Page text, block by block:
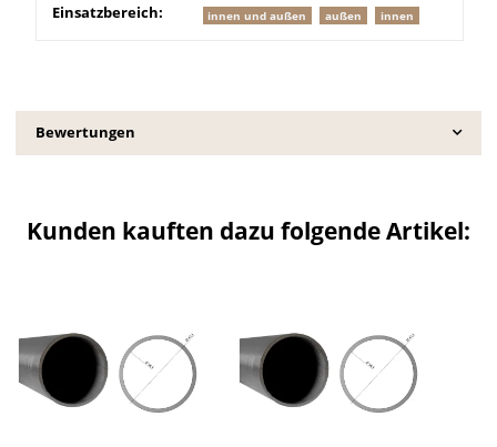
Produkteigenschaft
Wert
Einsatzbereich: innen und außen außen innen
Bewertungen
Kunden kauften dazu folgende Artikel: